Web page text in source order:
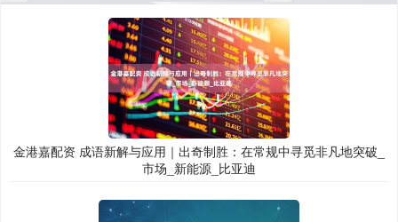
金港嘉配资 成语新解与应用｜出奇制胜：在常规中寻觅非凡地突破_
市场_新能源_比亚迪